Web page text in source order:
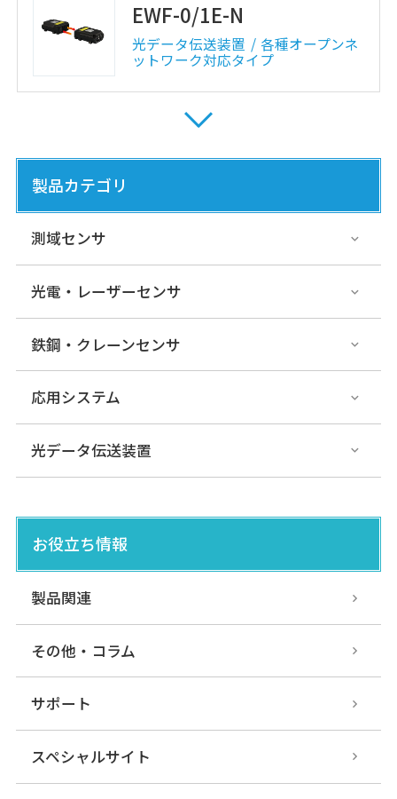
EWF-0/1E-N
光データ伝送装置 各種オープンネ
ットワーク対応タイプ
DME-G/H-N01
光データ伝送装置 各種オープンネ
ットワーク対応タイプ
光データ伝送装置 各種オープンネ
ットワーク対応タイプ
DMM-G/H
ットワーク対応タイプ
EWF-0/1E-N
DWF-15LE-L01/20LE
製品カテゴリ
測域センサ
光電・レーザーセンサ
鉄鋼・クレーンセンサ
応用システム
光データ伝送装置
お役立ち情報
製品関連
その他・コラム
サポート
スペシャルサイト